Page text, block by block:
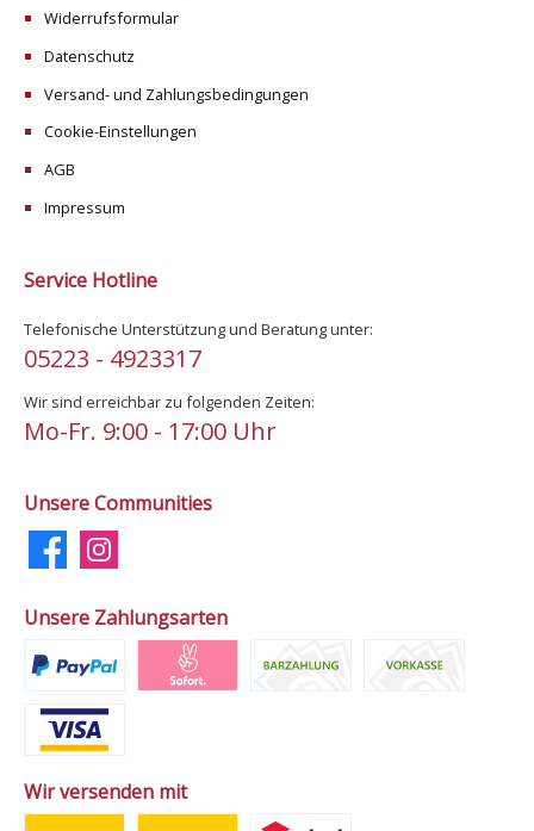
Widerrufsformular
Datenschutz
Versand- und Zahlungsbedingungen
Cookie-Einstellungen
AGB
Impressum
Service Hotline
Telefonische Unterstützung und Beratung unter:
05223 - 4923317
Wir sind erreichbar zu folgenden Zeiten:
Mo-Fr. 9:00 - 17:00 Uhr
Unsere Communities
Unsere Zahlungsarten
Wir versenden mit